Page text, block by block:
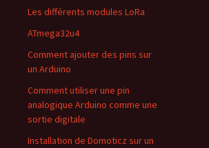
Les différents modules LoRa
ATmega32u4
Comment ajouter des pins sur
un Arduino
Comment utiliser une pin
analogique Arduino comme une
sortie digitale
Installation de Domoticz sur un